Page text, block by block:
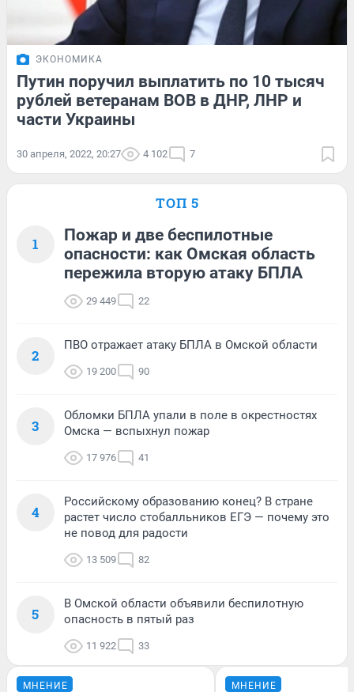
ЭКОНОМИКА
Путин поручил выплатить по 10 тысяч
рублей ветеранам ВОВ в ДНР, ЛНР и
части Украины
30 апреля, 2022, 20:27 4 102 7
ТОП 5
1
Пожар и две беспилотные
опасности: как Омская область
пережила вторую атаку БПЛА
29 449 22
2
ПВО отражает атаку БПЛА в Омской области
19 200 90
3
Обломки БПЛА упали в поле в окрестностях
Омска — вспыхнул пожар
17 976 41
4
Российскому образованию конец? В стране
растет число стобалльников ЕГЭ — почему это
не повод для радости
13 509 82
5
В Омской области объявили беспилотную
опасность в пятый раз
11 922 33
МНЕНИЕ МНЕНИЕ